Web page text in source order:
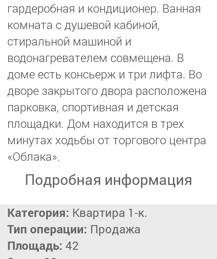
гардеробная и кондиционер. Ванная
комната с душевой кабиной,
стиральной машиной и
водонагревателем совмещена. В
доме есть консьерж и три лифта. Во
дворе закрытого двора расположена
парковка, спортивная и детская
площадки. Дом находится в трех
минутах ходьбы от торгового центра
«Облака».
Подробная информация
Категория: Квартира 1-к.
Тип операции: Продажа
Площадь: 42